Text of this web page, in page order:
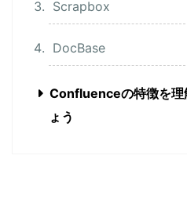
Scrapbox
DocBase
Confluenceの特徴を理
ょう